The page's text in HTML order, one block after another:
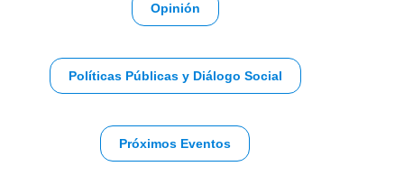
Opinión
Políticas Públicas y Diálogo Social
Próximos Eventos